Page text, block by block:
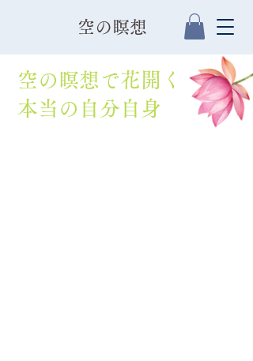
​空の瞑想
空の瞑想で花開く
本当の自分自身